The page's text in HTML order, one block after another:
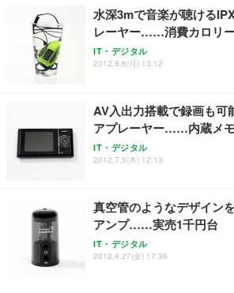
水深3mで音楽が聴ける
レーヤー……消費カロリ
IT・デジタル
2012.8.6(月) 13:12
AV入出力搭載で録画も可
アプレーヤー……内蔵メ
IT・デジタル
2012.7.5(木) 12:13
真空管のようなデザイン
アンプ……実売1千円台
IT・デジタル
2012.4.27(金) 17:36